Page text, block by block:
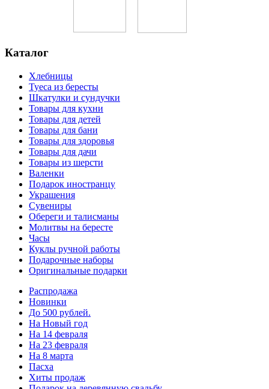
Каталог
Хлебницы
Туеса из бересты
Шкатулки и сундучки
Товары для кухни
Товары для детей
Товары для бани
Товары для здоровья
Товары для дачи
Товары из шерсти
Валенки
Подарок иностранцу
Украшения
Сувениры
Обереги и талисманы
Молитвы на бересте
Часы
Куклы ручной работы
Подарочные наборы
Оригинальные подарки
Распродажа
Новинки
До 500 рублей.
На Новый год
На 14 февраля
На 23 февраля
На 8 марта
Пасха
Хиты продаж